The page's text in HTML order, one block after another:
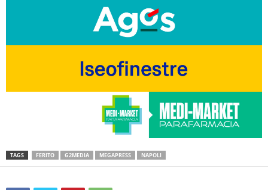
TAGS FERITO G2MEDIA MEGAPRESS NAPOLI